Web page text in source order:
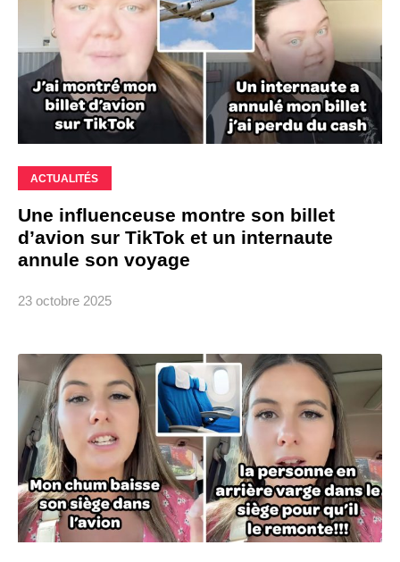
ACTUALITÉS
Une influenceuse montre son billet
d’avion sur TikTok et un internaute
annule son voyage
23 octobre 2025